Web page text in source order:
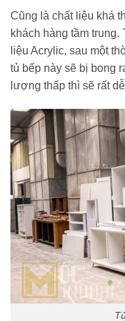
Cũng là chất liệu khá
khách hàng tầm
liệu Acrylic, sau một
tủ bếp này sẽ bị bong
lượng thấp thì sẽ rất